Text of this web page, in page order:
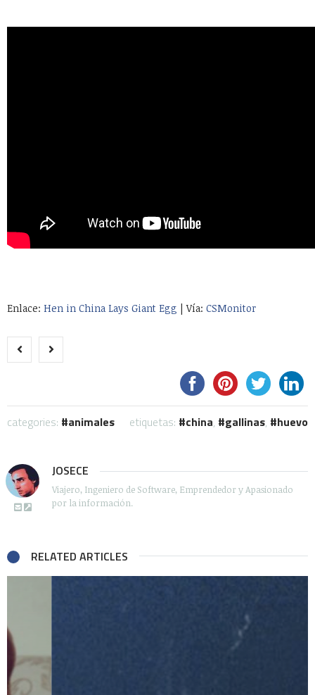
Enlace: Hen in China Lays Giant Egg | Vía: CSMonitor
categories: animales etiquetas: china, gallinas, huevo
JOSECE
Viajero, Ingeniero de Software, Emprendedor y Apasionado
por la información.
RELATED ARTICLES